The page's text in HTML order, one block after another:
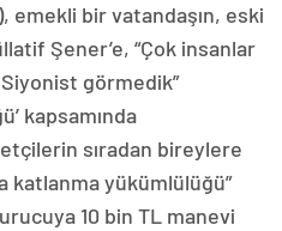
emekli bir vatandaşın, eski
Şener’e, “Çok insanlar
görmedik”
kapsamında
sıradan bireylere
katlanma yükümlülüğü”
10 bin TL manevi